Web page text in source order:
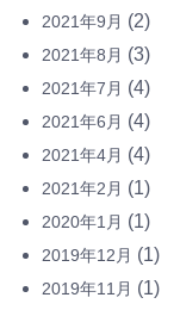
2021年9月 (2)
2021年8月 (3)
2021年7月 (4)
2021年6月 (4)
2021年4月 (4)
2021年2月 (1)
2020年1月 (1)
2019年12月 (1)
2019年11月 (1)